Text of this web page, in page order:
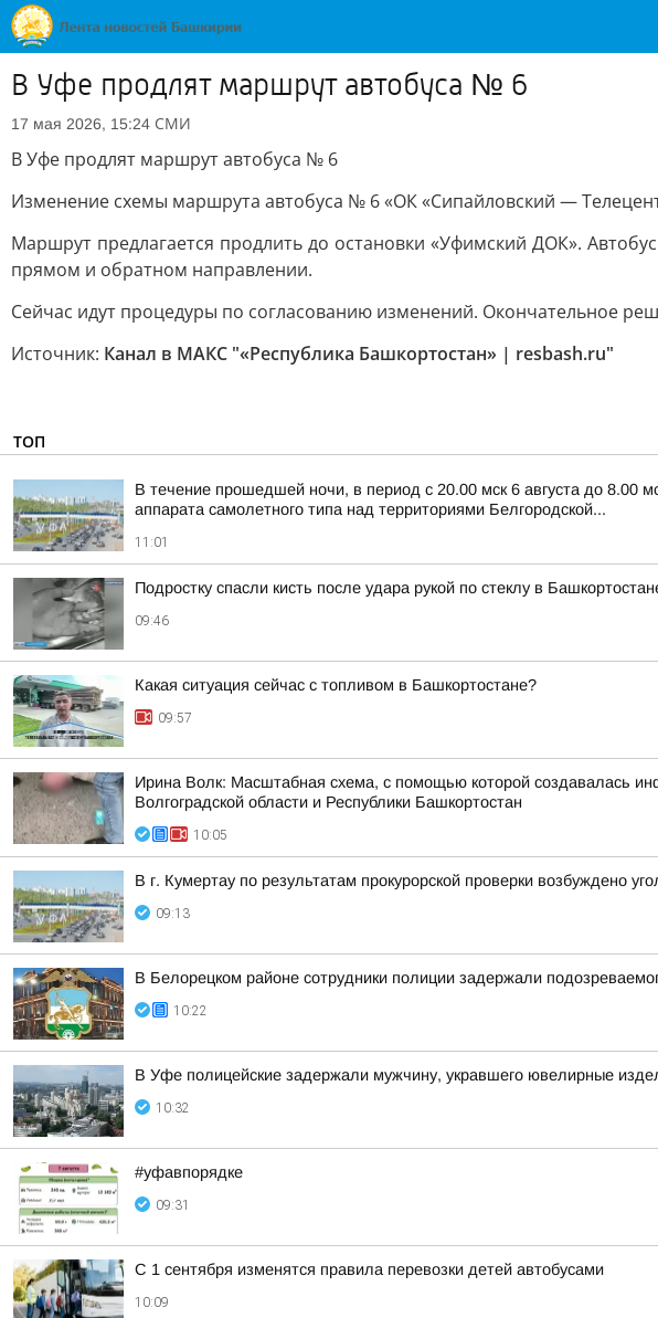
В Уфе продлят маршрут автобуса № 6
17 мая 2026, 15:24 СМИ
В Уфе продлят маршрут автобуса № 6
Изменение схемы маршрута автобуса № 6 «ОК «Сипайловский —
Маршрут предлагается продлить до остановки «Уфимский ДОК».
прямом и обратном направлении.
Сейчас идут процедуры по согласованию изменений. Окончательное
Источник: Канал в МАКС "«Республика Башкортостан» | resbash.ru"
ТОП
В течение прошедшей ночи, в период с 20.00 мск 6 августа до 8.00
аппарата самолетного типа над территориями Белгородской...
11:01
Подростку спасли кисть после удара рукой по стеклу в
09:46
Какая ситуация сейчас с топливом в Башкортостане?
09:57
Ирина Волк: Масштабная схема, с помощью которой создавалась
Волгоградской области и Республики Башкортостан
10:05
В г. Кумертау по результатам прокурорской проверки возбуждено
09:13
В Белорецком районе сотрудники полиции задержали
10:22
В Уфе полицейские задержали мужчину, укравшего ювелирные
10:32
#уфавпорядке
09:31
С 1 сентября изменятся правила перевозки детей автобусами
10:09